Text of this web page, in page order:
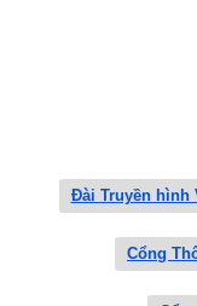
Đài Truyền hình
Cổng